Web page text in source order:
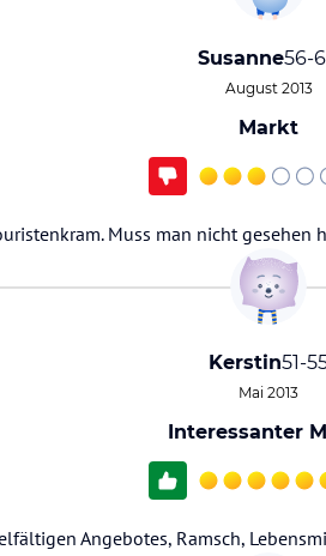
Susanne56-
August 2013
Markt
Muss man nicht gesehen
Kerstin51-
Mai 2013
Interessanter
Angebotes, Ramsch,